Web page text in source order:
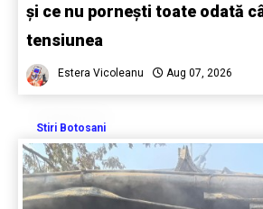
și ce nu pornești toate odată
tensiunea
Estera Vicoleanu Aug 07, 2026
Stiri Botosani